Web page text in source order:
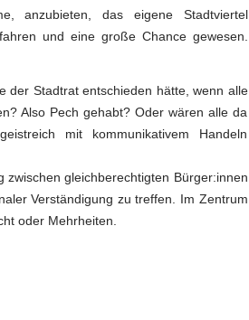
anzubieten, das eigene Stadtviertel
und eine große Chance gewesen.
der Stadtrat entschieden hätte, wenn alle
Also Pech gehabt? Oder wären alle da
mit kommunikativem Handeln
gleichberechtigten Bürger:innen
Verständigung zu treffen. Im Zentrum
oder Mehrheiten.